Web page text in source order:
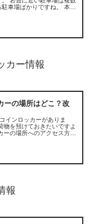
車場ばかりですね。 本記
カー情報
ーの場所はどこ？改
インロッカーがありま
物を預けておきたいですよ
ーの場所へのアクセス方
報